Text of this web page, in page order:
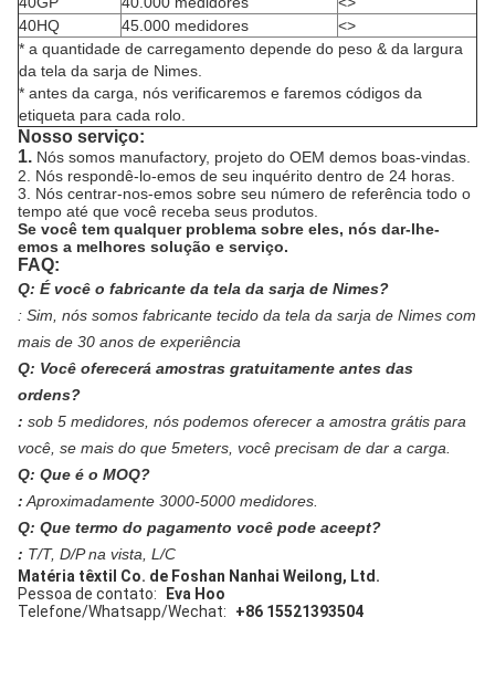
40HQ
45.000 medidores
<>
* a quantidade de carregamento depende do peso & da largura
da tela da sarja de Nimes.
* antes da carga, nós verificaremos e faremos códigos da
etiqueta para cada rolo.
Nosso serviço:
1. Nós somos manufactory, projeto do OEM demos boas-vindas.
2. Nós respondê-lo-emos de seu inquérito dentro de 24 horas.
3. Nós centrar-nos-emos sobre seu número de referência todo o
tempo até que você receba seus produtos.
Se você tem qualquer problema sobre eles, nós dar-lhe-
emos a melhores solução e serviço.
FAQ:
Q: É você o fabricante da tela da sarja de Nimes?
: Sim, nós somos fabricante tecido da tela da sarja de Nimes com
mais de 30 anos de experiência
Q: Você oferecerá amostras gratuitamente antes das
ordens?
: sob 5 medidores, nós podemos oferecer a amostra grátis para
você, se mais do que 5meters, você precisam de dar a carga.
Q: Que é o MOQ?
: Aproximadamente 3000-5000 medidores.
Q: Que termo do pagamento você pode aceept?
: T/T, D/P na vista, L/C
Matéria têxtil Co. de Foshan Nanhai Weilong, Ltd.
Pessoa de contato:
Eva Hoo
Telefone/Whatsapp/Wechat:
+86 15521393504